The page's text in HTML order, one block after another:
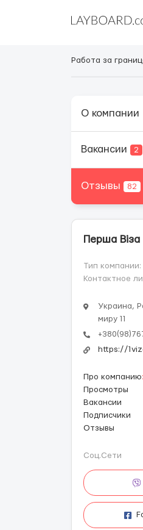
Работа за
О компании
Вакансии 2
Отзывы 82
Перша
Тип компании:
Контактное
Украина,
миру 11
https://
Про компанию:
Просмотры
Вакансии
Подписчики
Отзывы
Соц.Сети